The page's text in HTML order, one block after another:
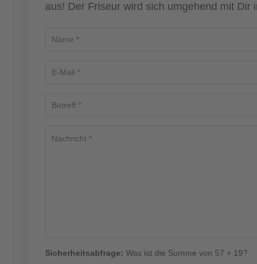
aus! Der Friseur wird sich umgehend mit Dir
Sicherheitsabfrage: Was ist die Summe von 57 + 19?